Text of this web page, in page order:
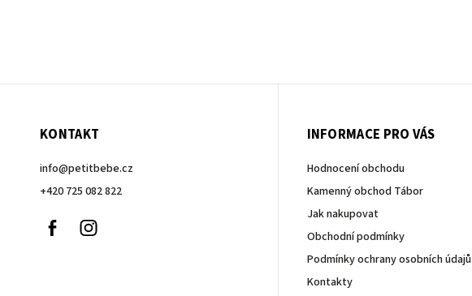
KONTAKT
info@petitbebe.cz
+420 725 082 822
Facebook
INFORMACE PRO VÁS
Hodnocení obchodu
Kamenný obchod Tábor
Jak nakupovat
Obchodní podmínky
Podmínky ochrany osobních údajů
Kontakty